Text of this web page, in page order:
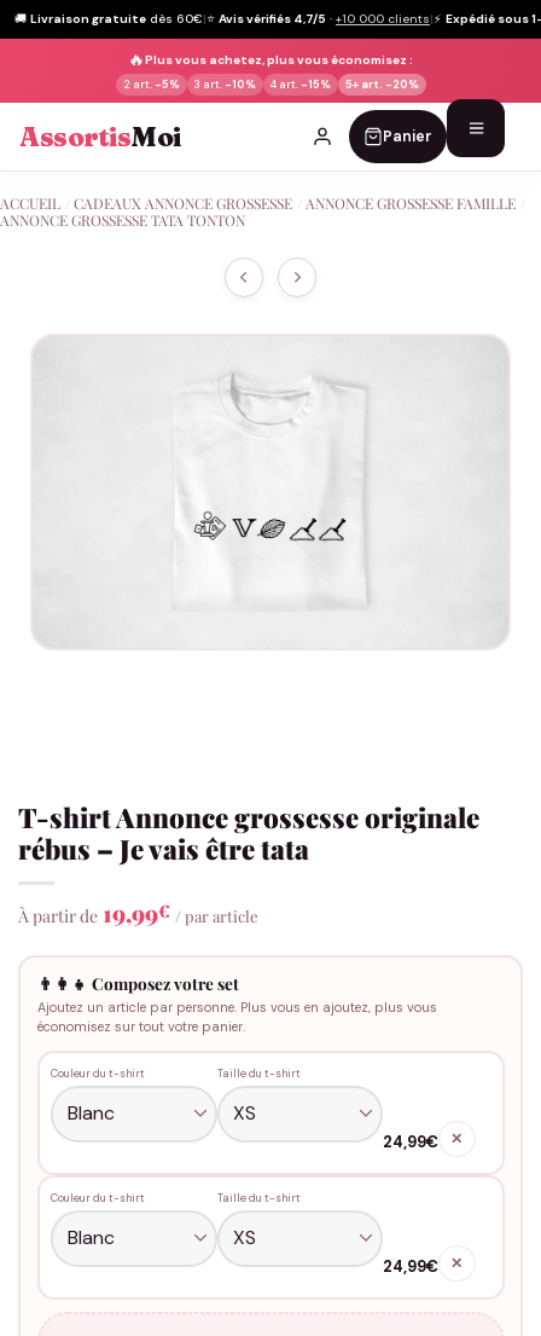
🚚 Livraison gratuite dès 60€|⭐ Avis vérifiés 4,7/5 · +10 000 clients|⚡ Expédié sous
🔥Plus vous achetez, plus vous économisez :
2 art. -5% 3 art. -10% 4 art. -15% 5+ art. -20%
AssortisMoi Panier
au
ACCUEIL CADEAUX ANNONCE GROSSESSE ANNONCE GROSSESSE FAMILLE
ANNONCE GROSSESSE TATA TONTON
T-shirt Annonce grossesse originale
rébus – Je vais être tata
À partir de 19,99€ / par article
👨‍👩‍👧 Composez votre set
Ajoutez un article par personne. Plus vous en ajoutez, plus vous
économisez sur tout votre panier.
Couleur du t-shirt Taille du t-shirt
24,99€ ✕
Couleur du t-shirt Taille du t-shirt
24,99€ ✕